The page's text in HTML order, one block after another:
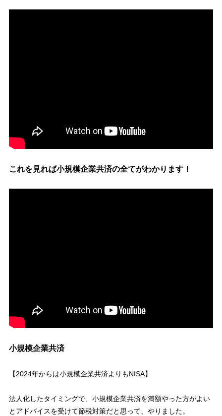
これを見れば小規模企業共済の全てがわかります！
小規模企業共済
【2024年からは小規模企業共済よりもNISA】
法人化したタイミングで、小規模企業共済を満額やった方がよい
とアドバイスを受けて節税対策だと思って、やりました。